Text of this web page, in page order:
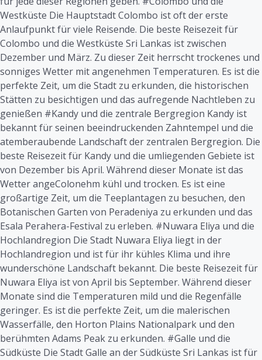
Westküste Die Hauptstadt Colombo ist oft der erste
Anlaufpunkt für viele Reisende. Die beste Reisezeit für
Colombo und die Westküste Sri Lankas ist zwischen
Dezember und März. Zu dieser Zeit herrscht trockenes und
sonniges Wetter mit angenehmen Temperaturen. Es ist die
perfekte Zeit, um die Stadt zu erkunden, die historischen
Stätten zu besichtigen und das aufregende Nachtleben zu
genießen #Kandy und die zentrale Bergregion Kandy ist
bekannt für seinen beeindruckenden Zahntempel und die
atemberaubende Landschaft der zentralen Bergregion. Die
beste Reisezeit für Kandy und die umliegenden Gebiete ist
von Dezember bis April. Während dieser Monate ist das
Wetter angeColonehm kühl und trocken. Es ist eine
großartige Zeit, um die Teeplantagen zu besuchen, den
Botanischen Garten von Peradeniya zu erkunden und das
Esala Perahera-Festival zu erleben. #Nuwara Eliya und die
Hochlandregion Die Stadt Nuwara Eliya liegt in der
Hochlandregion und ist für ihr kühles Klima und ihre
wunderschöne Landschaft bekannt. Die beste Reisezeit für
Nuwara Eliya ist von April bis September. Während dieser
Monate sind die Temperaturen mild und die Regenfälle
geringer. Es ist die perfekte Zeit, um die malerischen
Wasserfälle, den Horton Plains Nationalpark und den
berühmten Adams Peak zu erkunden. #Galle und die
Südküste Die Stadt Galle an der Südküste Sri Lankas ist für